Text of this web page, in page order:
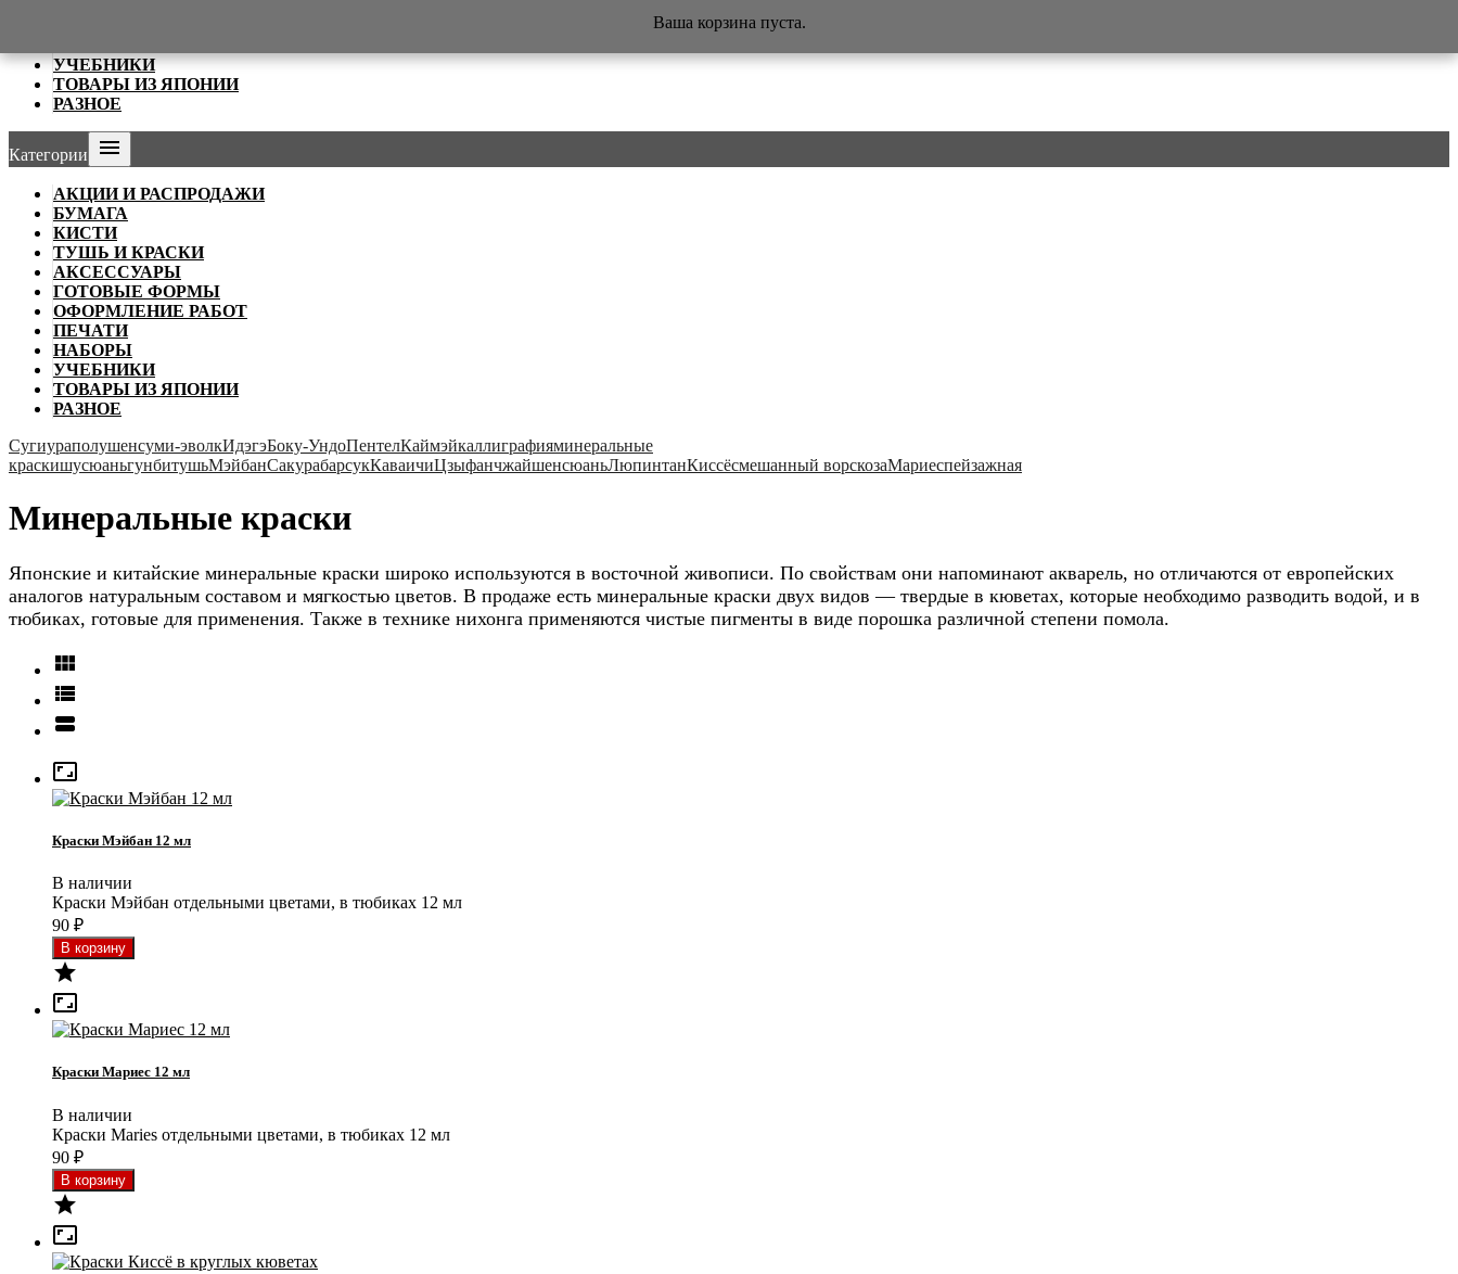
УЧЕБНИКИ
ТОВАРЫ ИЗ ЯПОНИИ
РАЗНОЕ
Категории 
АКЦИИ И РАСПРОДАЖИ
БУМАГА
КИСТИ
ТУШЬ И КРАСКИ
АКСЕССУАРЫ
ГОТОВЫЕ ФОРМЫ
ОФОРМЛЕНИЕ РАБОТ
ПЕЧАТИ
НАБОРЫ
УЧЕБНИКИ
ТОВАРЫ ИЗ ЯПОНИИ
РАЗНОЕ
Сугиураполушенсуми-эволкИдэгэБоку-УндоПентелКаймэйкаллиграфияминеральные
краскишусюаньгунбитушьМэйбанСакурабарсукКаваичиЦзыфанчжайшенсюаньЛюпинтанКиссёсмешанный ворскозаМариеспейзажная
Минеральные краски
Японские и китайские минеральные краски широко используются в восточной живописи. По свойствам они напоминают акварель, но отличаются от европейских
аналогов натуральным составом и мягкостью цветов. В продаже есть минеральные краски двух видов — твердые в кюветах, которые необходимо разводить водой, и в
тюбиках, готовые для применения. Также в технике нихонга применяются чистые пигменты в виде порошка различной степени помола.




Краски Мэйбан 12 мл
В наличии
Краски Мэйбан отдельными цветами, в тюбиках 12 мл
90 ₽


Краски Мариес 12 мл
В наличии
Краски Maries отдельными цветами, в тюбиках 12 мл
90 ₽


Ваша корзина пуста.